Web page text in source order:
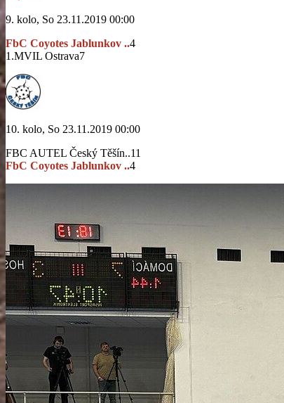
9. kolo, So 23.11.2019 00:00
FbC Coyotes Jablunkov ..4
1.MVIL Ostrava7
10. kolo, So 23.11.2019 00:00
FBC AUTEL Český Těšín..11
FbC Coyotes Jablunkov ..4